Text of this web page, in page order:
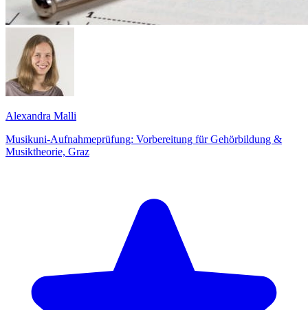
Alexandra Malli
Musikuni-Aufnahmeprüfung: Vorbereitung für Gehörbildung &
Musiktheorie, Graz